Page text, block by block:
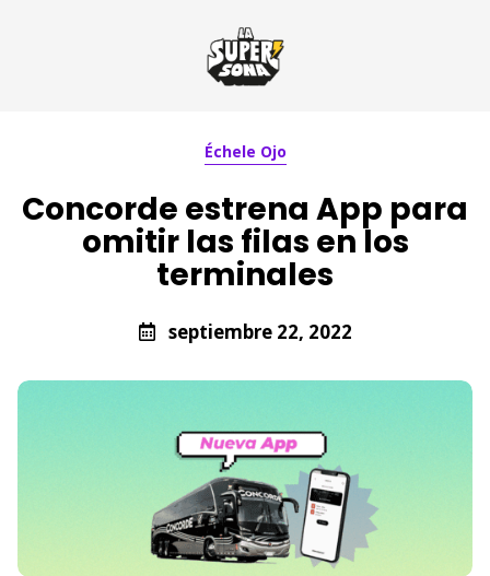
Échele Ojo
Concorde estrena App para
omitir las filas en los
terminales
septiembre 22, 2022